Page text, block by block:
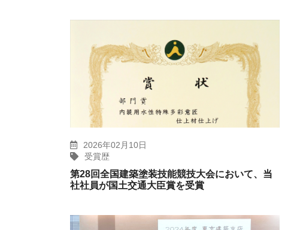
2026年02月10日
受賞歴
第28回全国建築塗装技能競技大会において、当
社社員が国土交通大臣賞を受賞